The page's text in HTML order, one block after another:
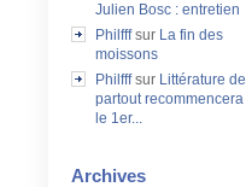
Julien Bosc : entretien
Philfffsur La fin des
moissons
Philfffsur Littérature de
partout recommencera
le 1er...
Archives